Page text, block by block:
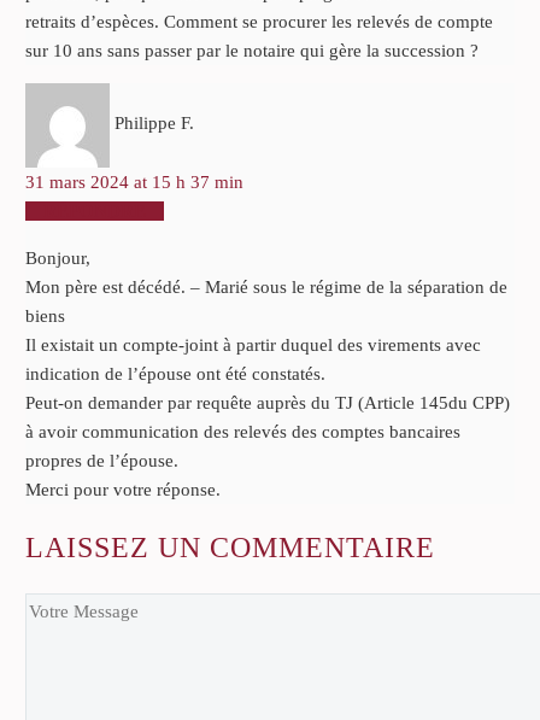
retraits d’espèces. Comment se procurer les relevés de compte
sur 10 ans sans passer par le notaire qui gère la succession ?
Philippe F.
31 mars 2024 at 15 h 37 min
Bonjour,
Mon père est décédé. – Marié sous le régime de la séparation de
biens
Il existait un compte-joint à partir duquel des virements avec
indication de l’épouse ont été constatés.
Peut-on demander par requête auprès du TJ (Article 145du CPP)
à avoir communication des relevés des comptes bancaires
propres de l’épouse.
Merci pour votre réponse.
LAISSEZ UN COMMENTAIRE